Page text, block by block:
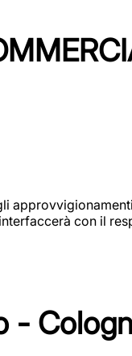
con il